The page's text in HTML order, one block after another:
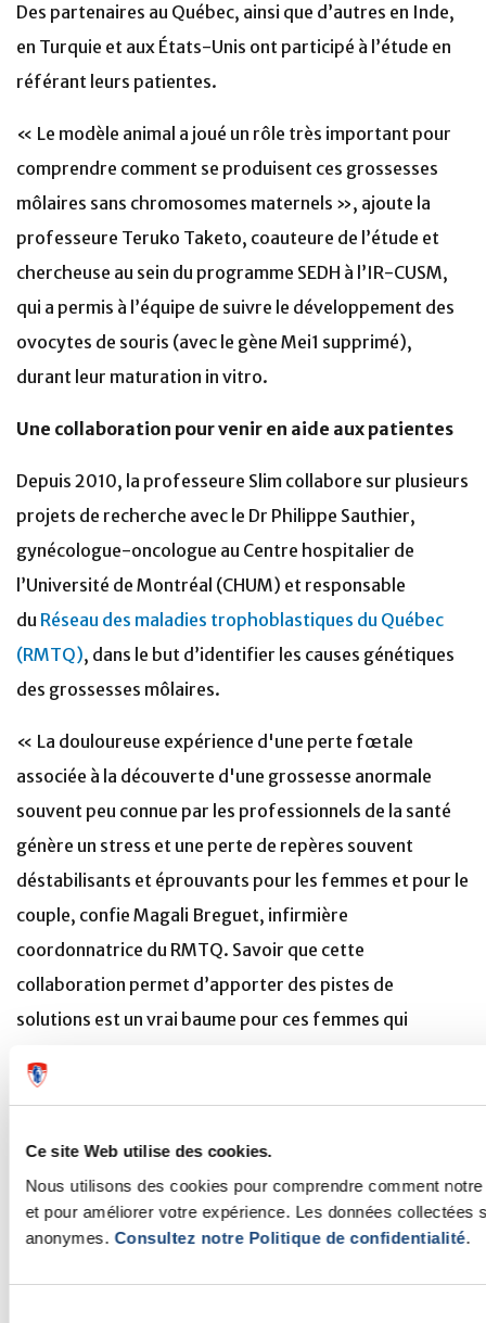
Ce site Web utilise des cookies.
Nous utilisons des cookies pour comprendre comment
et pour améliorer votre expérience. Les données collectées
anonymes. Consultez notre Politique de confidentialité.
Des partenaires au Québec, ainsi que d’autres en Inde,
en Turquie et aux États-Unis ont participé à l’étude en
référant leurs patientes.
« Le modèle animal a joué un rôle très important pour
comprendre comment se produisent ces grossesses
môlaires sans chromosomes maternels », ajoute la
professeure Teruko Taketo, coauteure de l’étude et
chercheuse au sein du programme SEDH à l’IR-CUSM,
qui a permis à l’équipe de suivre le développement des
ovocytes de souris (avec le gène Mei1 supprimé),
durant leur maturation in vitro.
Une collaboration pour venir en aide aux patientes
Depuis 2010, la professeure Slim collabore sur plusieurs
projets de recherche avec le Dr Philippe Sauthier,
gynécologue-oncologue au Centre hospitalier de
l’Université de Montréal (CHUM) et responsable
du Réseau des maladies trophoblastiques du Québec
(RMTQ), dans le but d’identifier les causes génétiques
des grossesses môlaires.
« La douloureuse expérience d'une perte fœtale
associée à la découverte d'une grossesse anormale
souvent peu connue par les professionnels de la santé
génère un stress et une perte de repères souvent
déstabilisants et éprouvants pour les femmes et pour le
couple, confie Magali Breguet, infirmière
coordonnatrice du RMTQ. Savoir que cette
collaboration permet d’apporter des pistes de
solutions est un vrai baume pour ces femmes qui
et vivent l'attente de la grossesse suivante avec
Faits saillants
En 2006, Rima Slim et ses collègues ont identifié le